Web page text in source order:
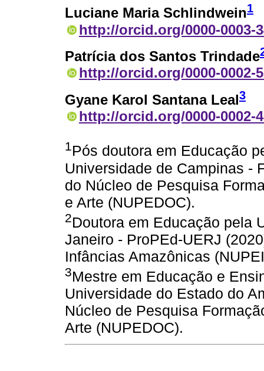
Luciane Maria Schlindwein1
http://orcid.org/0000-0003-
Patrícia dos Santos Trindade
http://orcid.org/0000-0002-
Gyane Karol Santana Leal3
http://orcid.org/0000-0002-
1Pós doutora em Educação
Universidade de Campinas -
do Núcleo de Pesquisa
e Arte (NUPEDOC).
2Doutora em Educação pela
Janeiro - ProPEd-UERJ
Infâncias Amazônicas
3Mestre em Educação e
Universidade do Estado do
Núcleo de Pesquisa
Arte (NUPEDOC).